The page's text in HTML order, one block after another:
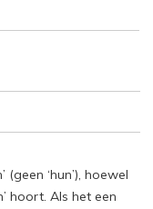
(geen ‘hun’), hoewel
hoort. Als het een